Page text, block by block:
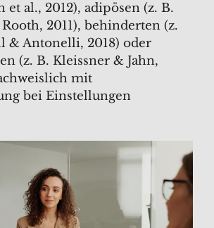
et al., 2012), adipösen (z. B.
2011), behinderten (z.
& Antonelli, 2018) oder
(z. B. Kleissner & Jahn,
mit
bei Einstellungen